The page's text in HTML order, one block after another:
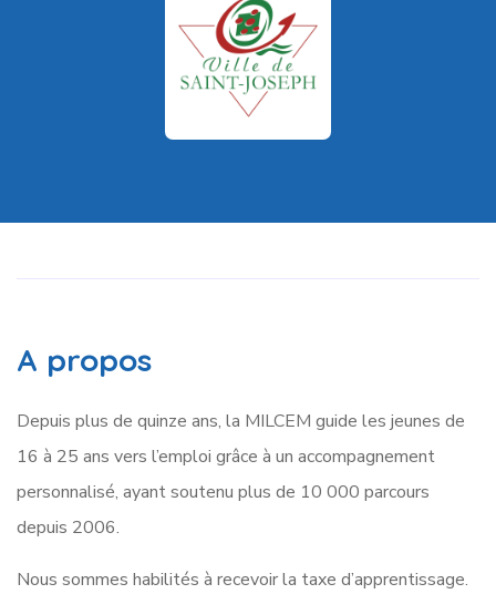
A propos
Depuis plus de quinze ans, la MILCEM guide les jeunes de
16 à 25 ans vers l’emploi grâce à un accompagnement
personnalisé, ayant soutenu plus de 10 000 parcours
depuis 2006.
Nous sommes habilités à recevoir la taxe d’apprentissage.